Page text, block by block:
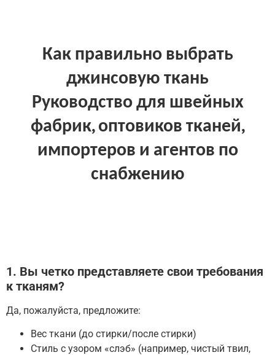
Как правильно выбрать
джинсовую ткань
Руководство для швейных
фабрик, оптовиков тканей,
импортеров и агентов по
снабжению
1. Вы четко представляете свои требования
к тканям?
Да, пожалуйста, предложите:
Вес ткани (до стирки/после стирки)
Стиль с узором «слэб» (например, чистый твил,